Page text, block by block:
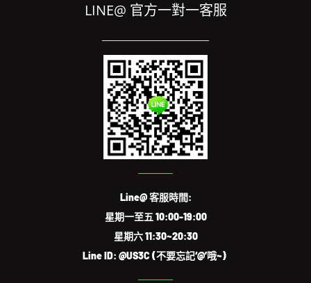
LINE@ 官方一對一客服
Line@ 客服時間:
星期一至五 10:00-19:00
星期六 11:30~20:30
Line ID: @US3C (不要忘記‘@’哦~)